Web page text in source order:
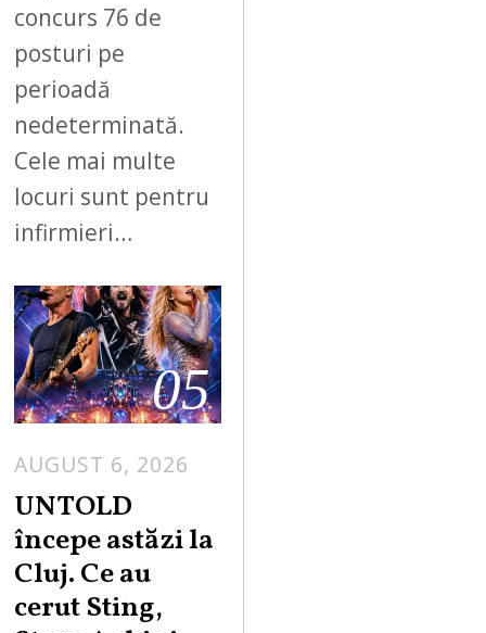
concurs 76 de
posturi pe
perioadă
nedeterminată.
Cele mai multe
locuri sunt pentru
infirmieri…
05
AUGUST 6, 2026
UNTOLD
începe astăzi la
Cluj. Ce au
cerut Sting,